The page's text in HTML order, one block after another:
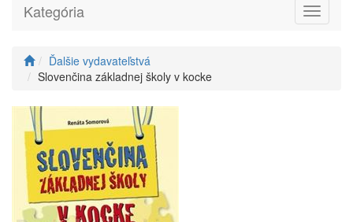
Toggle
Kategória
Ďalšie vydavateľstvá
Slovenčina základnej školy v kocke